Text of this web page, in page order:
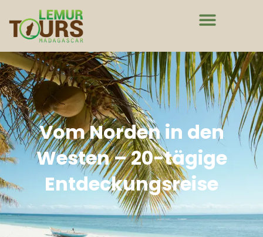
Vom Norden in den
Westen – 20-tägige
Entdeckungsreise